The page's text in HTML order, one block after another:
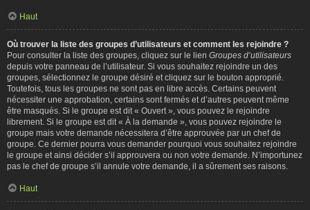
Haut
Où trouver la liste des groupes d’utilisateurs et comment les rejoindre ?
Pour consulter la liste des groupes, cliquez sur le lien Groupes d’utilisateurs
depuis votre panneau de l’utilisateur. Si vous souhaitez rejoindre un des
groupes, sélectionnez le groupe désiré et cliquez sur le bouton approprié.
Toutefois, tous les groupes ne sont pas en libre accès. Certains peuvent
nécessiter une approbation, certains sont fermés et d’autres peuvent même
être masqués. Si le groupe est dit « Ouvert », vous pouvez le rejoindre
librement. Si le groupe est dit « À la demande », vous pouvez rejoindre le
groupe mais votre demande nécessitera d’être approuvée par un chef de
groupe. Ce dernier pourra vous demander pourquoi vous souhaitez rejoindre
le groupe et ainsi décider s’il approuvera ou non votre demande. N’importunez
pas le chef de groupe s’il annule votre demande, il a sûrement ses raisons.
Haut